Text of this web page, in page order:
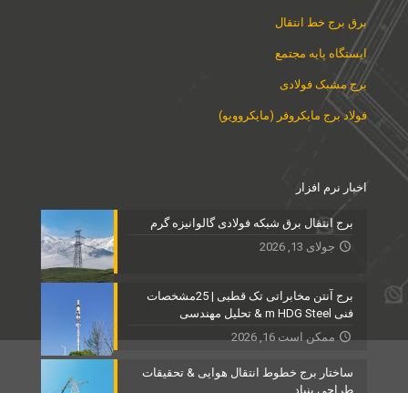
برق برج خط انتقال
ایستگاه پایه مجتمع
برج مشبک فولادی
فولاد برج مایکروفر (مایکروویو)
اخبار نرم افزار
برج انتقال برق شبکه فولادی گالوانیزه گرم
جولای 13, 2026
برج آنتن مخابراتی تک قطبی | 25مشخصات
فنی m HDG Steel & تحلیل مهندسی
ممکن است 16, 2026
ساختار برج خطوط انتقال هوایی & تحقیقات
طراحی بنیاد